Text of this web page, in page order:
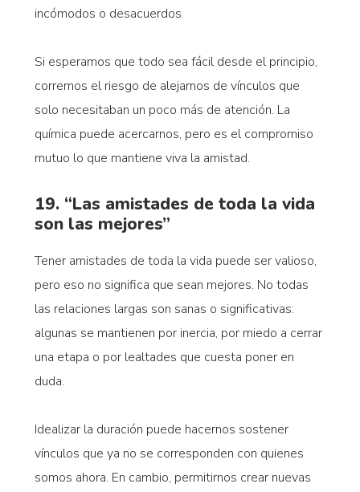
incómodos o desacuerdos.
Si esperamos que todo sea fácil desde el principio,
corremos el riesgo de alejarnos de vínculos que
solo necesitaban un poco más de atención. La
química puede acercarnos, pero es el compromiso
mutuo lo que mantiene viva la amistad.
19. “Las amistades de toda la vida
son las mejores”
Tener amistades de toda la vida puede ser valioso,
pero eso no significa que sean mejores. No todas
las relaciones largas son sanas o significativas:
algunas se mantienen por inercia, por miedo a cerrar
una etapa o por lealtades que cuesta poner en
duda.
Idealizar la duración puede hacernos sostener
vínculos que ya no se corresponden con quienes
somos ahora. En cambio, permitirnos crear nuevas